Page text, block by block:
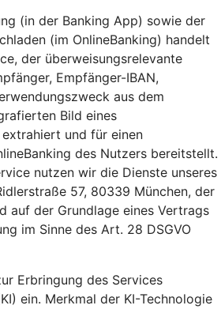
(in der Banking App) sowie der
(im OnlineBanking) handelt
der überweisungsrelevante
Empfänger-IBAN,
aus dem
Bild eines
und für einen
des Nutzers bereitstellt.
nutzen wir die Dienste unseres
57, 80339 München, der
auf der Grundlage eines Vertrags
im Sinne des Art. 28 DSGVO
Erbringung des Services
ein. Merkmal der KI-Technologie